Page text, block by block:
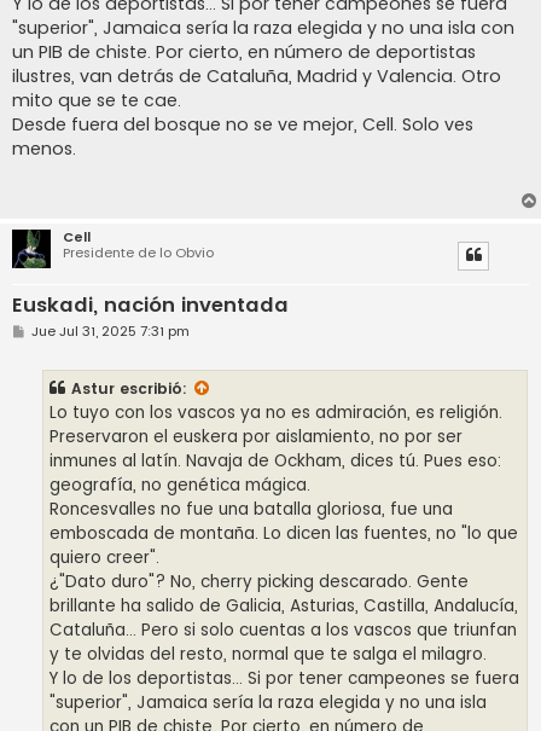
"superior", Jamaica sería la raza elegida y no una isla con
un PIB de chiste. Por cierto, en número de deportistas
ilustres, van detrás de Cataluña, Madrid y Valencia. Otro
mito que se te cae.
Desde fuera del bosque no se ve mejor, Cell. Solo ves
menos.
Cell
Presidente de lo Obvio
Euskadi, nación inventada
M
Jue Jul 31, 2025 7:31 pm
Astur escribió:
Lo tuyo con los vascos ya no es admiración, es religión.
Preservaron el euskera por aislamiento, no por ser
inmunes al latín. Navaja de Ockham, dices tú. Pues eso:
geografía, no genética mágica.
Roncesvalles no fue una batalla gloriosa, fue una
emboscada de montaña. Lo dicen las fuentes, no "lo que
quiero creer".
¿"Dato duro"? No, cherry picking descarado. Gente
brillante ha salido de Galicia, Asturias, Castilla, Andalucía,
Cataluña… Pero si solo cuentas a los vascos que triunfan
y te olvidas del resto, normal que te salga el milagro.
Y lo de los deportistas... Si por tener campeones se fuera
"superior", Jamaica sería la raza elegida y no una isla